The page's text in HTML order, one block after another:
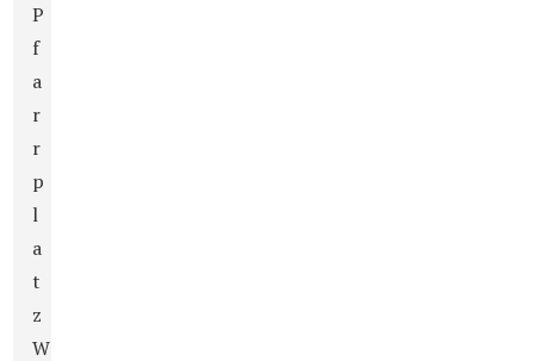
P
f
a
r
r
p
l
a
t
z
W